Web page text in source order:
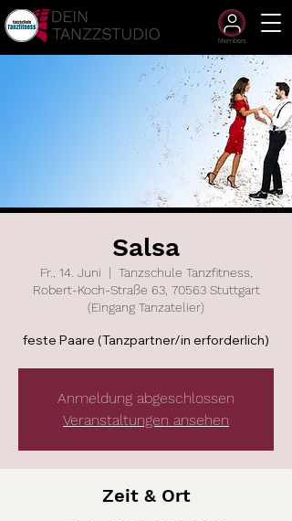
Members
Salsa
Fr., 14. Juni
  |
Tanzschule Tanzfitness,
Robert-Koch-Straße 63, 70563 Stuttgart
(Eingang Tanzatelier)
feste Paare (Tanzpartner/in erforderlich)
Anmeldung abgeschlossen
Veranstaltungen ansehen
Zeit & Ort